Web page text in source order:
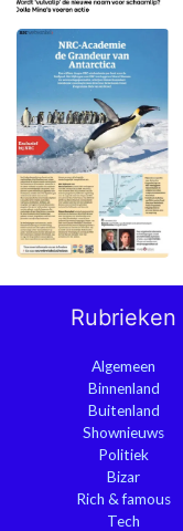
Rubrieken
Algemeen
Binnenland
Buitenland
Shownieuws
Politiek
Bizar
Rich & famous
Tech